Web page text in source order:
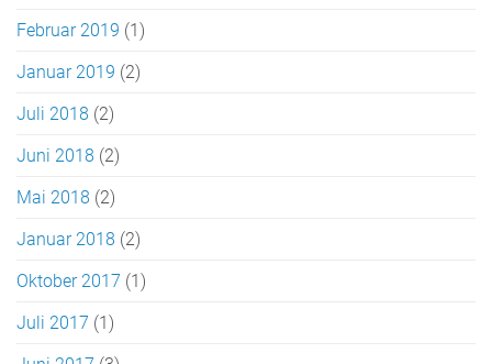
Februar 2019 (1)
Januar 2019 (2)
Juli 2018 (2)
Juni 2018 (2)
Mai 2018 (2)
Januar 2018 (2)
Oktober 2017 (1)
Juli 2017 (1)